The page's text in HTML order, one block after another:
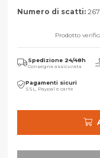
Numero di scatti:
Prodotto
Spedizione 24/48h
Consegna assicurata
Pagamenti sicuri
SSL, Paypal e carte